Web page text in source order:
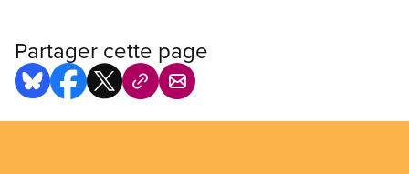
Partager cette page